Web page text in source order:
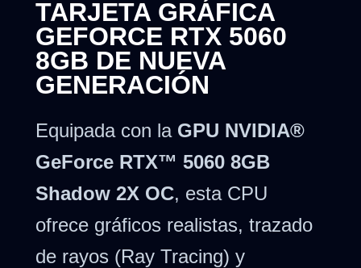
TARJETA GRÁFICA
GEFORCE RTX 5060
8GB DE NUEVA
GENERACIÓN
Equipada con la GPU NVIDIA®
GeForce RTX™ 5060 8GB
Shadow 2X OC, esta CPU
ofrece gráficos realistas, trazado
de rayos (Ray Tracing) y